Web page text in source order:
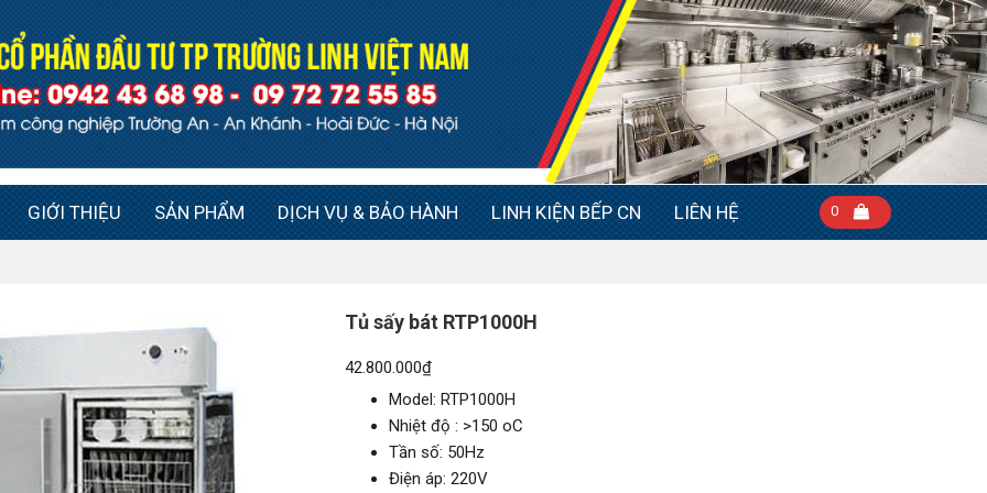
GIỚI THIỆU SẢN PHẨM DỊCH VỤ & BẢO HÀNH LINH KIỆN BẾP CN LIÊN HỆ 0
Tủ sấy bát RTP1000H
42.800.000₫
Model: RTP1000H
Nhiệt độ : >150 oC
Tần số: 50Hz
Điện áp: 220V